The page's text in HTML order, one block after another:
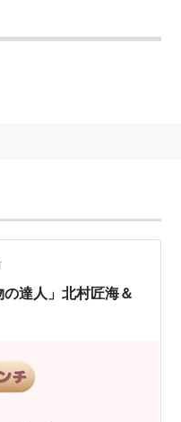
の達人」北村匠海＆